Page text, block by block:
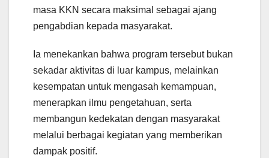
masa KKN secara maksimal sebagai ajang
pengabdian kepada masyarakat.
Ia menekankan bahwa program tersebut bukan
sekadar aktivitas di luar kampus, melainkan
kesempatan untuk mengasah kemampuan,
menerapkan ilmu pengetahuan, serta
membangun kedekatan dengan masyarakat
melalui berbagai kegiatan yang memberikan
dampak positif.